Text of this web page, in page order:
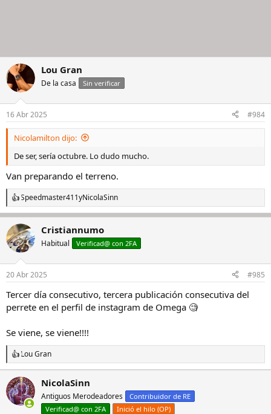
Lou Gran
De la casa Sin verificar
16 Abr 2025 #984
Nicolamilton dijo:
De ser, sería octubre. Lo dudo mucho.
Van preparando el terreno.
R
e
c
c
i
e
:
Speedmaster411yNicolaSinn
Cristiannumo
Habitual Verificad@ con 2FA
20 Abr 2025 #985
Tercer día consecutivo, tercera publicación consecutiva del
perrete en el perfil de instagram de Omega 🧐
Se viene, se viene!!!!
R
e
a
c
c
i
Lou Gran
NicolaSinn
Antiguos Merodeadores
Contribuidor de RE
Verificad@ con 2FA
Inició el hilo (OP)